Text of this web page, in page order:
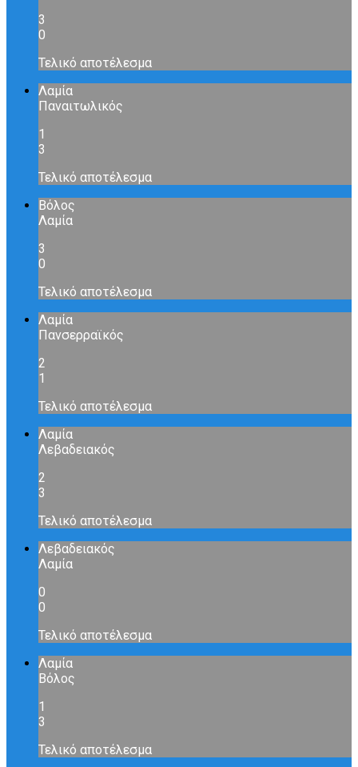
3
0
Τελικό αποτέλεσμα
Λαμία
Παναιτωλικός
1
3
Τελικό αποτέλεσμα
Βόλος
Λαμία
3
0
Τελικό αποτέλεσμα
Λαμία
Πανσερραϊκός
2
1
Τελικό αποτέλεσμα
Λαμία
Λεβαδειακός
2
3
Τελικό αποτέλεσμα
Λεβαδειακός
Λαμία
0
0
Τελικό αποτέλεσμα
Λαμία
Βόλος
1
3
Τελικό αποτέλεσμα